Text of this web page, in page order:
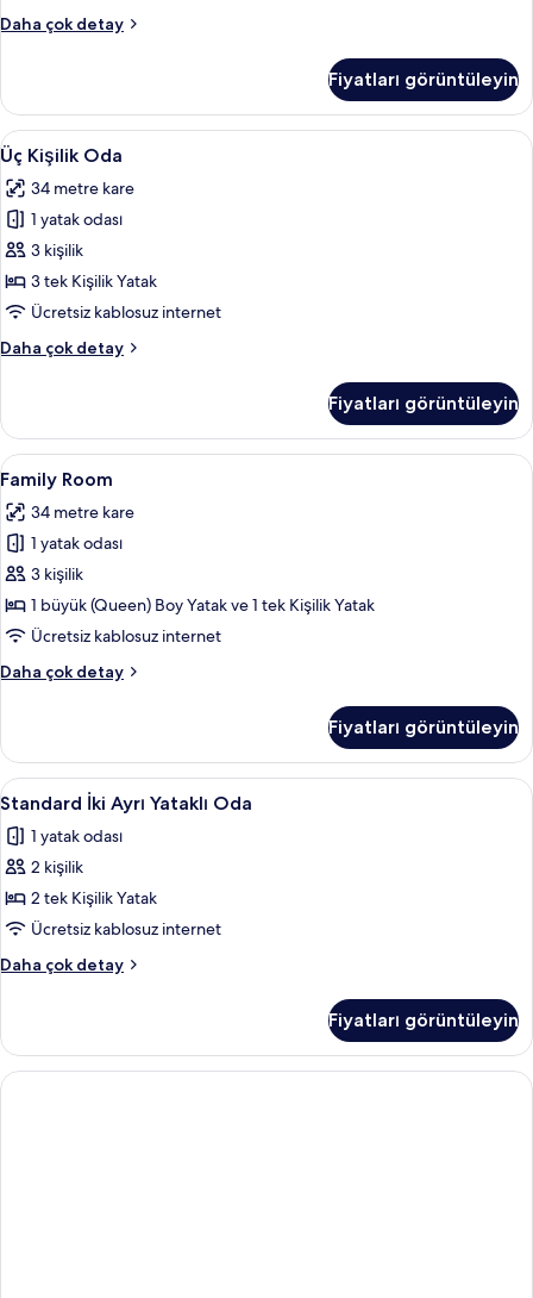
görün
Daha çok detay
Standard
Oda
hakkında
daha
fazla
detay
Fiyatları görüntüleyin
Üç
Kişilik
Oda
için
tüm
fotoğrafları
görün
Kaliteli yatak takımı, kuştüyü
8
Üç Kişilik Oda
34 metre kare
1 yatak odası
3 kişilik
3 tek Kişilik Yatak
Ücretsiz kablosuz internet
Daha çok detay
Üç
daha
fazla
detay
Fiyatları görüntüleyin
Family
Room
için
tüm
fotoğrafları
görün
Family Room | Kaliteli yatak takımı,
1
Family Room
34 metre kare
1 yatak odası
3 kişilik
1 büyük (Queen) Boy Yatak ve 1 tek Kişilik Yatak
Ücretsiz kablosuz internet
Daha çok detay
Family
fazla
detay
Fiyatları görüntüleyin
Standard
İki
Ayrı
Yataklı
Oda
için
tüm
fotoğrafları
Standard İki Ayrı Yataklı Oda |
1
Standard İki Ayrı Yataklı Oda
1 yatak odası
2 kişilik
2 tek Kişilik Yatak
Ücretsiz kablosuz internet
Daha çok detay
Standard
Oda
hakkında
daha
Fiyatları görüntüleyin